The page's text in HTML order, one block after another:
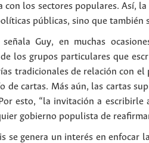
con los sectores populares. Así,
públicas, sino que también
Guy, en muchas
los grupos particulares que
tradicionales de relación con
de cartas. Más aún, las cartas
esto, “la invitación a
gobierno populista de
se genera un interés en enfocar